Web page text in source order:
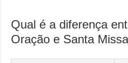
Qual é a diferença
Oração e Santa